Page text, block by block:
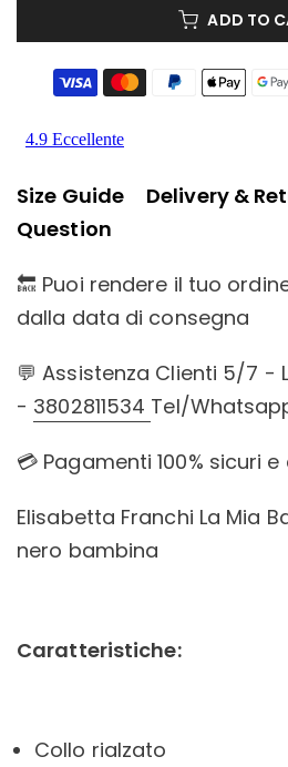
ADD TO
Size Guide Delivery &
Question
🔙 Puoi rendere il tuo
dalla data di consegna
💬 Assistenza Clienti 5/7 -
- 3802811534 Tel/
💳 Pagamenti 100% sicuri
Elisabetta Franchi La Mia
nero bambina
Caratteristiche:
Collo rialzato